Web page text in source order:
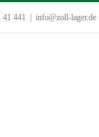
41 441 info@zoll-lager.de